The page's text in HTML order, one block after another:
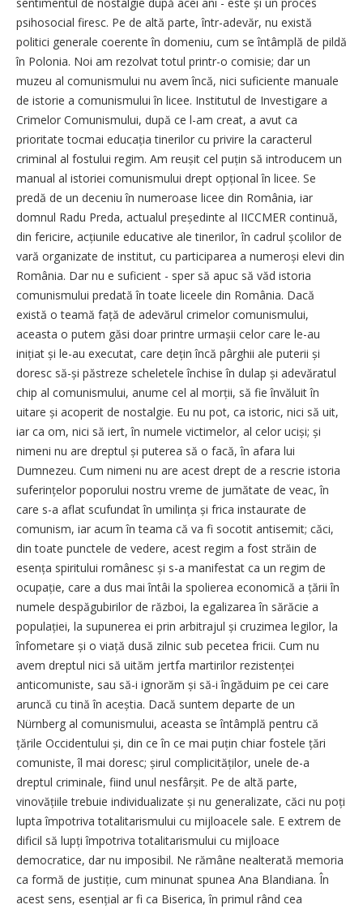
psihosocial firesc. Pe de altă parte, într-adevăr, nu există
politici generale coerente în domeniu, cum se întâmplă de pildă
în Polonia. Noi am rezolvat totul printr-o comisie; dar un
muzeu al comunismului nu avem încă, nici suficiente manuale
de istorie a comunismului în licee. Institutul de Investigare a
Crimelor Comunismului, după ce l-am creat, a avut ca
prioritate tocmai educația tinerilor cu privire la caracterul
criminal al fostului regim. Am reușit cel puțin să introducem un
manual al istoriei comunismului drept opțional în licee. Se
predă de un deceniu în numeroase licee din România, iar
domnul Radu Preda, actualul președinte al IICCMER continuă,
din fericire, acțiunile educative ale tinerilor, în cadrul școlilor de
vară organizate de institut, cu participarea a numeroși elevi din
România. Dar nu e suficient - sper să apuc să văd istoria
comunismului predată în toate liceele din România. Dacă
există o teamă față de adevărul crimelor comunismului,
aceasta o putem găsi doar printre urmașii celor care le-au
inițiat și le-au executat, care dețin încă pârghii ale puterii și
doresc să-și păstreze scheletele închise în dulap și adevăratul
chip al comunismului, anume cel al morții, să fie învăluit în
uitare și acoperit de nostalgie. Eu nu pot, ca istoric, nici să uit,
iar ca om, nici să iert, în numele victimelor, al celor uciși; și
nimeni nu are dreptul și puterea să o facă, în afara lui
Dumnezeu. Cum nimeni nu are acest drept de a rescrie istoria
suferințelor poporului nostru vreme de jumătate de veac, în
care s-a aflat scufundat în umilința și frica instaurate de
comunism, iar acum în teama că va fi socotit antisemit; căci,
din toate punctele de vedere, acest regim a fost străin de
esența spiritului românesc și s-a manifestat ca un regim de
ocupație, care a dus mai întâi la spolierea economică a țării în
numele despăgubirilor de război, la egalizarea în sărăcie a
populației, la supunerea ei prin arbitrajul și cruzimea legilor, la
înfometare și o viață dusă zilnic sub pecetea fricii. Cum nu
avem dreptul nici să uităm jertfa martirilor rezistenței
anticomuniste, sau să-i ignorăm și să-i îngăduim pe cei care
aruncă cu tină în aceștia. Dacă suntem departe de un
Nürnberg al comunismului, aceasta se întâmplă pentru că
țările Occidentului și, din ce în ce mai puțin chiar fostele țări
comuniste, îl mai doresc; șirul compli­cităților, unele de-a
dreptul criminale, fiind unul nesfârșit. Pe de altă parte,
vinovățiile trebuie individualizate și nu generalizate, căci nu poți
lupta împotriva totalitarismului cu mijloacele sale. E extrem de
dificil să lupți împotriva totalitarismului cu mijloace
democratice, dar nu imposibil. Ne rămâne nealterată memoria
ca formă de justiție, cum minunat spunea Ana Blandiana. În
acest sens, esențial ar fi ca Biserica, în primul rând cea